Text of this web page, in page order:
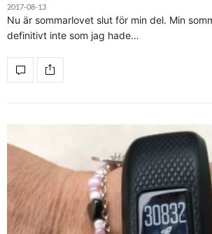
2017-08-13
Nu är sommarlovet slut för min del. Min
definitivt inte som jag hade…